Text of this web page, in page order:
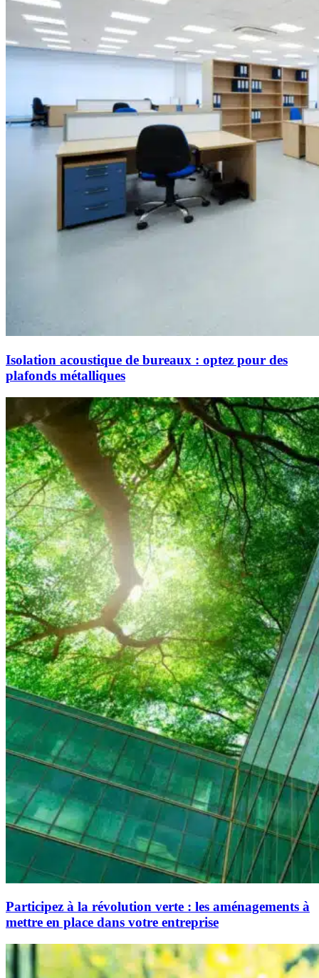
Isolation acoustique de bureaux : optez pour des
plafonds métalliques
Participez à la révolution verte : les aménagements à
mettre en place dans votre entreprise